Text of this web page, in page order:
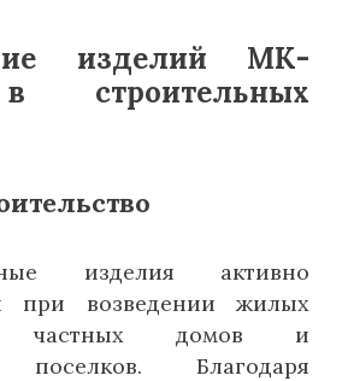
изделий МК-
строительных
изделия активно
при возведении жилых
частных домов и
поселков. Благодаря